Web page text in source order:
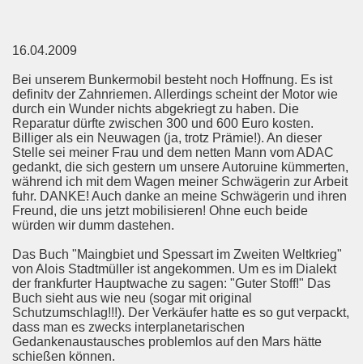
16.04.2009
Bei unserem Bunkermobil besteht noch Hoffnung. Es ist
definitv der Zahnriemen. Allerdings scheint der Motor wie
durch ein Wunder nichts abgekriegt zu haben. Die
Reparatur dürfte zwischen 300 und 600 Euro kosten.
Billiger als ein Neuwagen (ja, trotz Prämie!). An dieser
Stelle sei meiner Frau und dem netten Mann vom ADAC
gedankt, die sich gestern um unsere Autoruine kümmerten,
während ich mit dem Wagen meiner Schwägerin zur Arbeit
fuhr. DANKE! Auch danke an meine Schwägerin und ihren
Freund, die uns jetzt mobilisieren! Ohne euch beide
würden wir dumm dastehen.
Das Buch "Maingbiet und Spessart im Zweiten Weltkrieg"
von Alois Stadtmüller ist angekommen. Um es im Dialekt
der frankfurter Hauptwache zu sagen: "Guter Stoff!" Das
Buch sieht aus wie neu (sogar mit original
Schutzumschlag!!!). Der Verkäufer hatte es so gut verpackt,
dass man es zwecks interplanetarischen
Gedankenaustausches problemlos auf den Mars hätte
schießen können.